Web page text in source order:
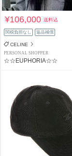
¥106,000送料込
関税負担なし 返品補償
CELINE
PERSONAL SHOPPER
☆☆EUPHORIA☆☆